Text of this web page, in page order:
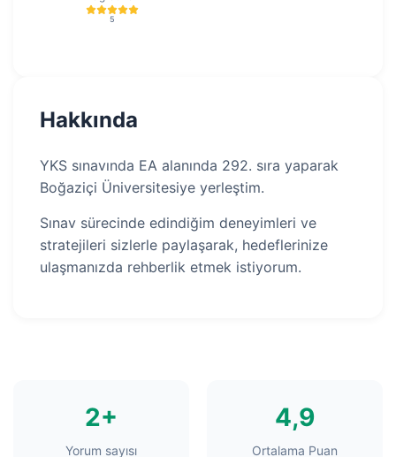
5
Hakkında
YKS sınavında EA alanında 292. sıra yaparak
Boğaziçi Üniversitesiye yerleştim.
Sınav sürecinde edindiğim deneyimleri ve
stratejileri sizlerle paylaşarak, hedeflerinize
ulaşmanızda rehberlik etmek istiyorum.
2+
Yorum sayısı
4,9
Ortalama Puan